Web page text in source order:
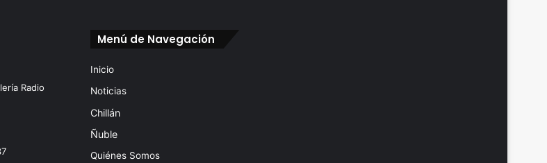
Radio
Menú de Navegación
Inicio
Noticias
Chillán
Ñuble
Quiénes Somos